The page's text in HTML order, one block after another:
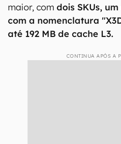
maior, com dois SKUs,
com a nomenclatura
até 192 MB de cache L3.
CONTINUA APÓS A